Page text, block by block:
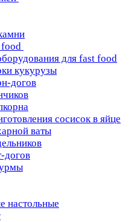
food
для fast food
кукурузы
догов
сосисок в яйце
ваты
догов
настольные